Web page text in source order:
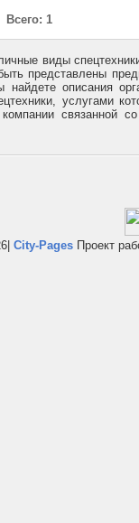
Всего: 1
виды
представлены
найдете описания
услугами
связанной
City-Pages Проект